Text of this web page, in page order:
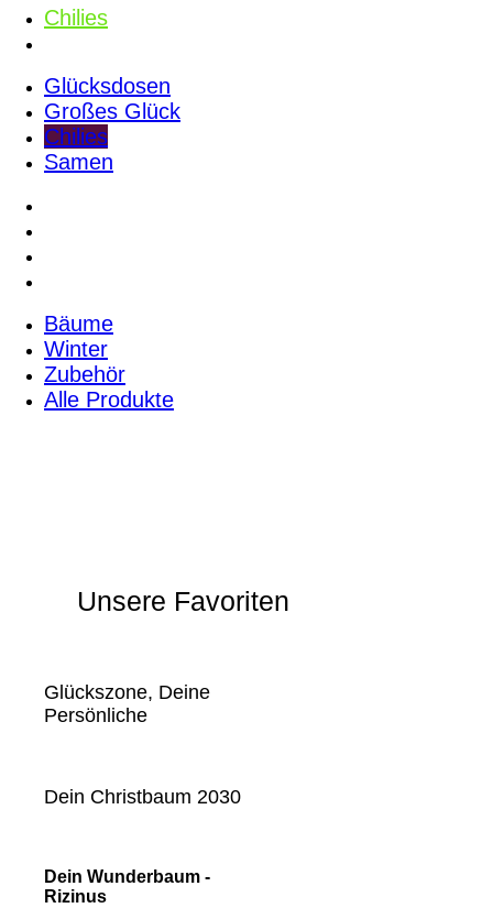
Chilies
Glücksdosen
Großes Glück
Chilies
Samen
Bäume
Winter
Zubehör
Alle Produkte
Unsere Favoriten
Glückszone, Deine
Persönliche
Dein Christbaum 2030
Dein Wunderbaum -
Rizinus